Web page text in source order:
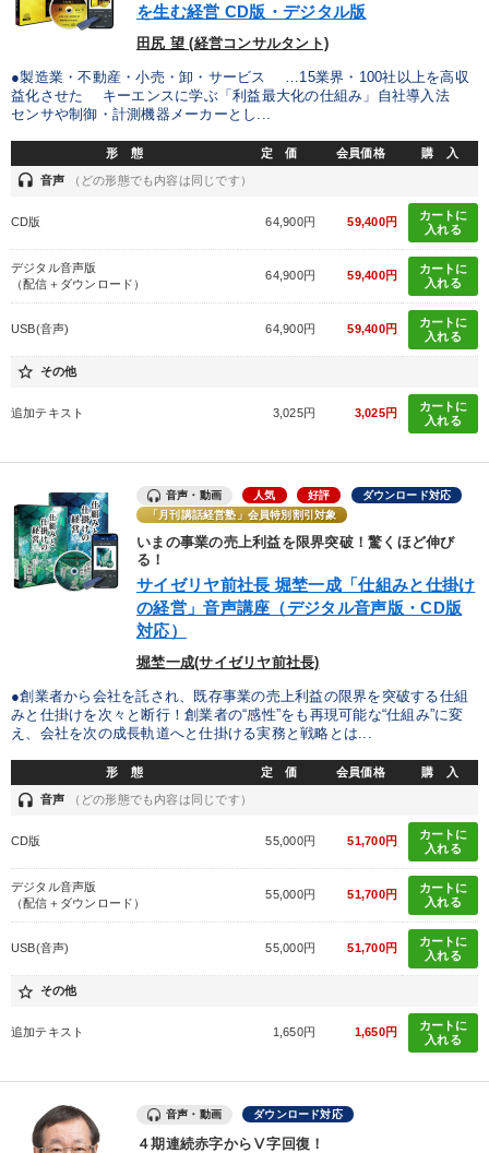
全国経営者セミナー収録物以外の経営教材（全762タイトル）からお探
カテゴリー
大竹愼一書籍 最新技術・トレンド
2026年夏季全国経営者セミナー収録講演ＣＤ・講演ＤＶＤ・デジ
タル版（音声／動画ストリーミング・ダウンロード）
組織と人を動かすマネジメント力を磨く
歴史・古典に学ぶ実務講話 【2月】音声・映像
組織・採用・スキル 《強い財務を実践する経営者》講話４選
2025年夏季全国経営者セミナー収録講演ＣＤ・講演ＤＶＤ・デジ
タル版（音声／動画ストリーミング・ダウンロード）
目的別
リーダーの魅力向上 経営を改善したい
パフォーマンス向上 組織を強化したい
キーワード
中村天風 経済予測 創業者 政治家 経営計画
※「更新」を押すと「カテゴリー」「目的別」「キーワード」を更新いただけます。
local_offer タグから探す refresh 更新する
タグ・キーワード
を生む経営 CD版・デジタル版
田尻 望 (経営コンサルタント)
●製造業・不動産・小売・卸・サービス …15業界・100社以上を高収
益化させた キーエンスに学ぶ「利益最大化の仕組み」自社導入法
センサや制御・計測機器メーカーとし...
形 態 定 価 会員価格 購 入
headset 音声 （どの形態でも内容は同じです）
CD版 64,900円 59,400円
カートに
入れる
デジタル音声版
（配信＋ダウンロード）
64,900円 59,400円
カートに
入れる
USB(音声) 64,900円 59,400円
カートに
入れる
star_border その他
追加テキスト 3,025円 3,025円
カートに
入れる
音声・動画 人気 好評
ダウンロード対応
「月刊講話経営塾」会員特別割引対象
いまの事業の売上利益を限界突破！驚くほど伸び
る！
サイゼリヤ前社長 堀埜一成「仕組みと仕掛け
の経営」音声講座（デジタル音声版・CD版
対応）
堀埜一成(サイゼリヤ前社長)
●創業者から会社を託され、既存事業の売上利益の限界を突破する仕組
みと仕掛けを次々と断行！創業者の“感性”をも再現可能な“仕組み”に変
え、会社を次の成長軌道へと仕掛ける実務と戦略とは...
形 態 定 価 会員価格 購 入
headset 音声 （どの形態でも内容は同じです）
CD版 55,000円 51,700円
カートに
入れる
デジタル音声版
（配信＋ダウンロード）
55,000円 51,700円
カートに
入れる
USB(音声) 55,000円 51,700円
カートに
入れる
star_border その他
追加テキスト 1,650円 1,650円
カートに
入れる
音声・動画 ダウンロード対応
４期連続赤字からⅤ字回復！